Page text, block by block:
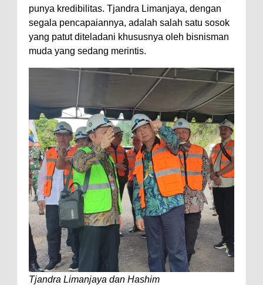
punya kredibilitas. Tjandra Limanjaya, dengan
segala pencapaiannya, adalah salah satu sosok
yang patut diteladani khususnya oleh bisnisman
muda yang sedang merintis.
Tjandra Limanjaya dan Hashim